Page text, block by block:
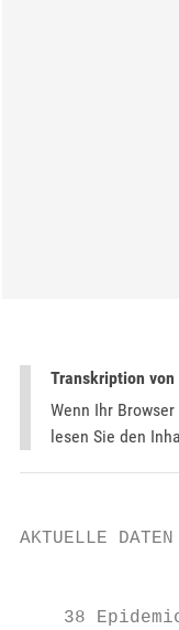
Transkription
Wenn Ihr
lesen Sie den
AKTUELLE
38